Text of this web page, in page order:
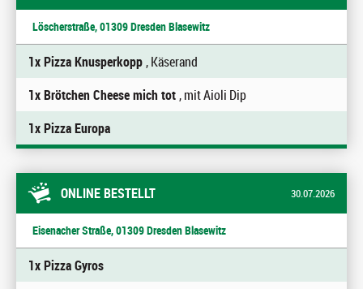
Löscherstraße, 01309 Dresden Blasewitz
1x Pizza Knusperkopp, Käserand
1x Brötchen Cheese mich tot, mit Aioli Dip
1x Pizza Europa
ONLINE BESTELLT 30.07.2026
Eisenacher Straße, 01309 Dresden Blasewitz
1x Pizza Gyros